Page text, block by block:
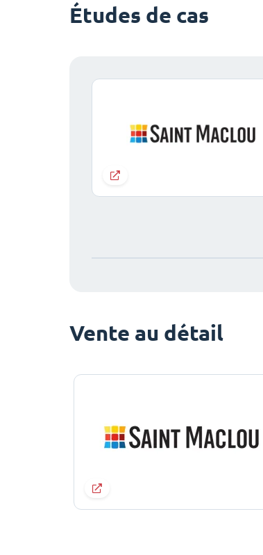
Études de cas
Vente au détail